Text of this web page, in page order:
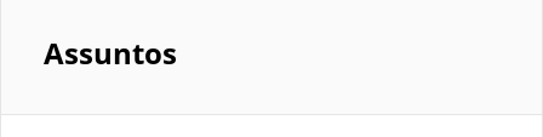
Assuntos